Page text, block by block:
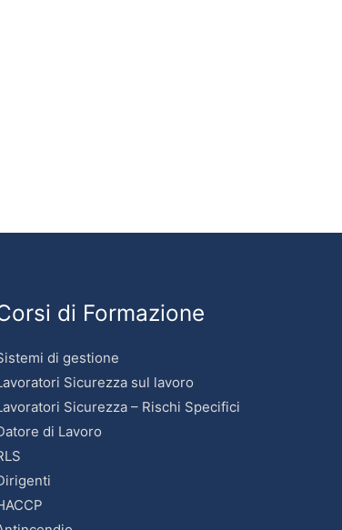
di Formazione
di gestione
Sicurezza sul lavoro
Sicurezza – Rischi Specifici
di Lavoro